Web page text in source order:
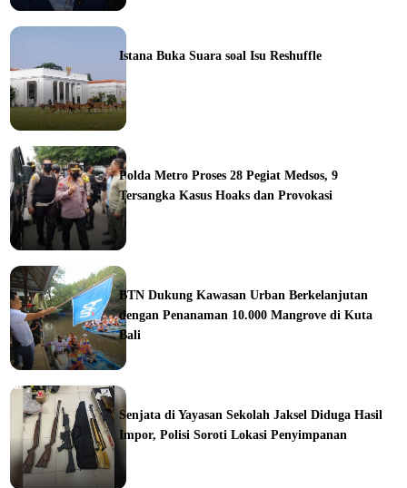
Istana Buka Suara soal Isu Reshuffle
Polda Metro Proses 28 Pegiat Medsos, 9
Tersangka Kasus Hoaks dan Provokasi
BTN Dukung Kawasan Urban Berkelanjutan
dengan Penanaman 10.000 Mangrove di Kuta
Bali
Senjata di Yayasan Sekolah Jaksel Diduga Hasil
Impor, Polisi Soroti Lokasi Penyimpanan